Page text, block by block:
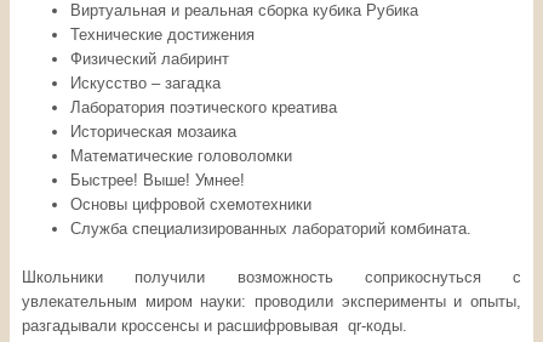
Виртуальная и реальная сборка кубика Рубика
Технические достижения
Физический лабиринт
Искусство – загадка
Лаборатория поэтического креатива
Историческая мозаика
Математические головоломки
Быстрее! Выше! Умнее!
Основы цифровой схемотехники
Служба специализированных лабораторий комбината.
Школьники получили возможность соприкоснуться с
увлекательным миром науки: проводили эксперименты и опыты,
разгадывали кроссенсы и расшифровывая qr-коды.